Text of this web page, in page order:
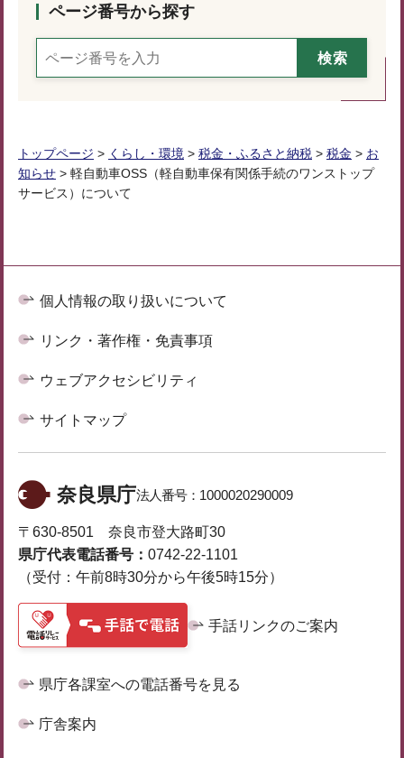
ページ番号から探す
トップページ > くらし・環境 > 税金・ふるさと納税 > 税金 > お
知らせ > 軽自動車OSS（軽自動車保有関係手続のワンストップ
サービス）について
個人情報の取り扱いについて
リンク・著作権・免責事項
ウェブアクセシビリティ
サイトマップ
奈良県庁法人番号： 1000020290009
〒630-8501 奈良市登大路町30
県庁代表電話番号： 0742-22-1101
（受付：午前8時30分から午後5時15分）
手話リンクのご案内
県庁各課室への電話番号を見る
庁舎案内